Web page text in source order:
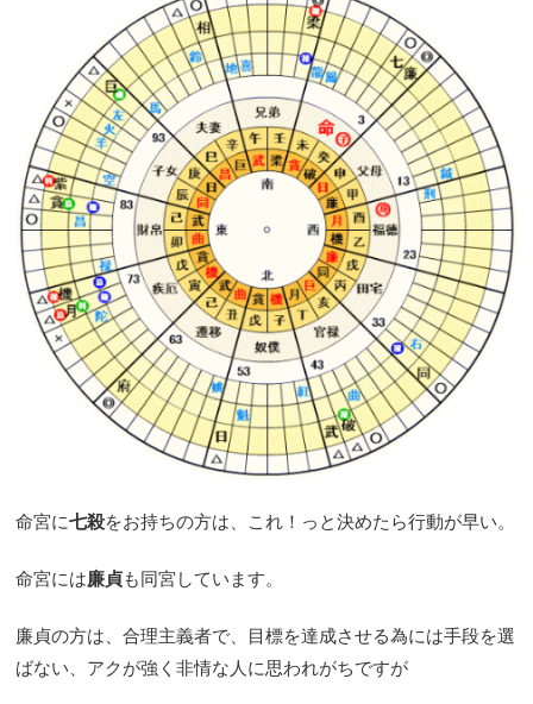
命宮に七殺をお持ちの方は、これ！っと決めたら行動が早い。
命宮には廉貞も同宮しています。
廉貞の方は、合理主義者で、目標を達成させる為には手段を選
ばない、アクが強く非情な人に思われがちですが